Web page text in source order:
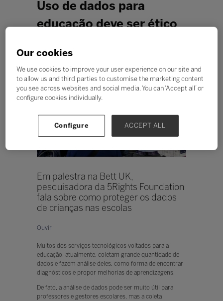
Uso de dados para
educação deve ser ético
Em palestra na Bett UK,
pesquisadora da 5Rights Foundation
fala sobre como proteger os dados
de crianças nas escolas
Ouvir
Muitos dos serviços tecnológicos voltados para a
educação, atualmente, coletam grande quantidade de
dados e fazem análise deles, como forma de encontrar
diagnósticos e propor melhorias de aprendizagens.
De fato, a análise de dados pode ser muito útil para
professores e gestores escolares, mas a coleta
Our cookies
We use cookies to improve your user experience on our site and
to allow us and third parties to customise the marketing content
you see across websites and social media. You can ‘Accept all’ or
configure cookies individually.
Configure ACCEPT ALL